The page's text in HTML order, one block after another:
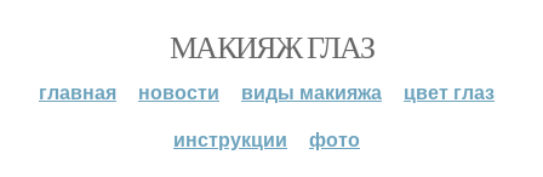
МАКИЯЖ ГЛАЗ
главная новости виды макияжа
цвет глаз
инструкции
фото